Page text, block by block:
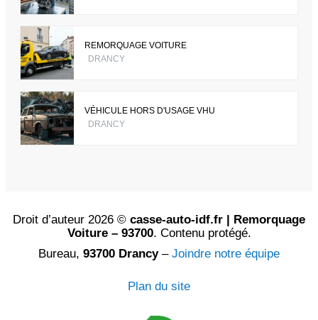
REMORQUAGE VOITURE
DRANCY
VÉHICULE HORS D'USAGE VHU
DRANCY
Droit d’auteur 2026 © casse-auto-idf.fr | Remorquage
Voiture – 93700. Contenu protégé.
Bureau, 93700 Drancy– Joindre notre équipe
Plan du site